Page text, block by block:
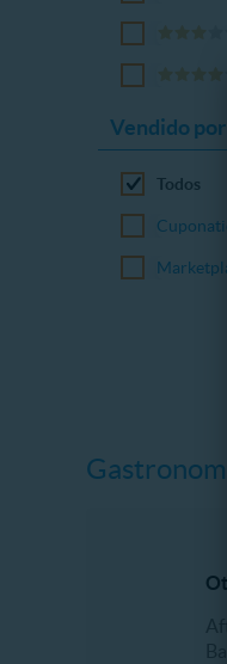
Vendido por
Todos